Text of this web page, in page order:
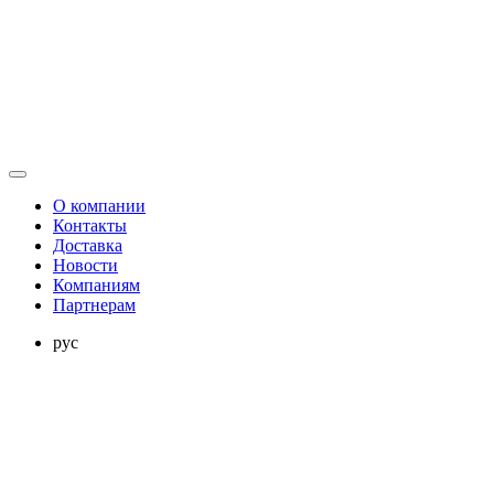
О компании
Контакты
Доставка
Новости
Компаниям
Партнерам
рус